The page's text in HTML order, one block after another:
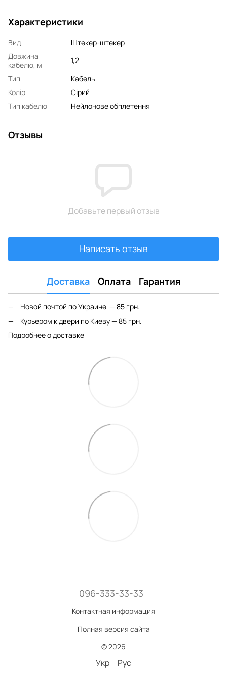
Характеристики
Вид
Штекер-штекер
Довжина
кабелю, м
1,2
Тип
Кабель
Колір
Сірий
Тип кабелю
Нейлонове обплетення
Отзывы
Добавьте первый отзыв
Написать отзыв
Доставка Оплата Гарантия
Новой почтой по Украине — 85 грн.
Курьером к двери по Киеву — 85 грн.
Подробнее о доставке
096-333-33-33
Контактная информация
Полная версия сайта
© 2026
Укр Рус